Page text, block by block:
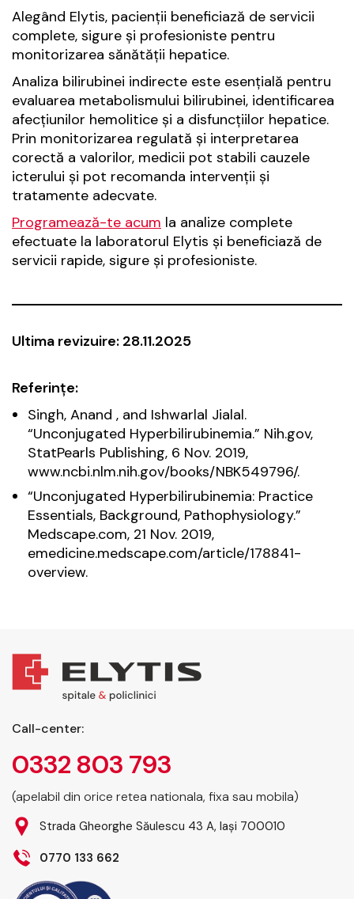
Alegând Elytis, pacienții beneficiază de servicii
complete, sigure și profesioniste pentru
monitorizarea sănătății hepatice.
Analiza bilirubinei indirecte este esențială pentru
evaluarea metabolismului bilirubinei, identificarea
afecțiunilor hemolitice și a disfuncțiilor hepatice.
Prin monitorizarea regulată și interpretarea
corectă a valorilor, medicii pot stabili cauzele
icterului și pot recomanda intervenții și
tratamente adecvate.
Programează-te acum la analize complete
efectuate la laboratorul Elytis și beneficiază de
servicii rapide, sigure și profesioniste.
Ultima revizuire: 28.11.2025
Referințe:
Singh, Anand , and Ishwarlal Jialal.
“Unconjugated Hyperbilirubinemia.” Nih.gov,
StatPearls Publishing, 6 Nov. 2019,
www.ncbi.nlm.nih.gov/books/NBK549796/.
“Unconjugated Hyperbilirubinemia: Practice
Essentials, Background, Pathophysiology.”
Medscape.com, 21 Nov. 2019,
emedicine.medscape.com/article/178841-
overview.
Call-center:
0332 803 793
(apelabil din orice retea nationala, fixa sau mobila)
Strada Gheorghe Săulescu 43 A, Iași 700010
0770 133 662